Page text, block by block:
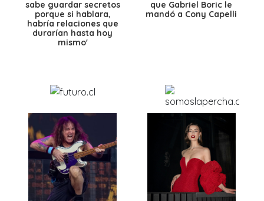
sabe guardar secretos
porque si hablara,
habría relaciones que
durarían hasta hoy
mismo'
que Gabriel Boric le
mandó a Cony Capelli